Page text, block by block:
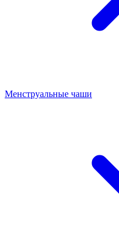
Менструальные чаши